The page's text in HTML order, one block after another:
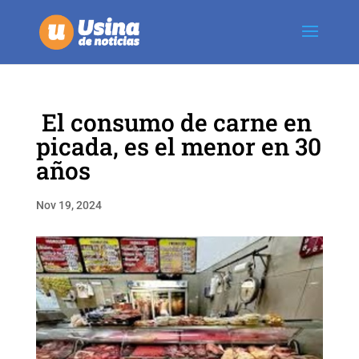
El consumo de carne en
picada, es el menor en 30
años
Nov 19, 2024